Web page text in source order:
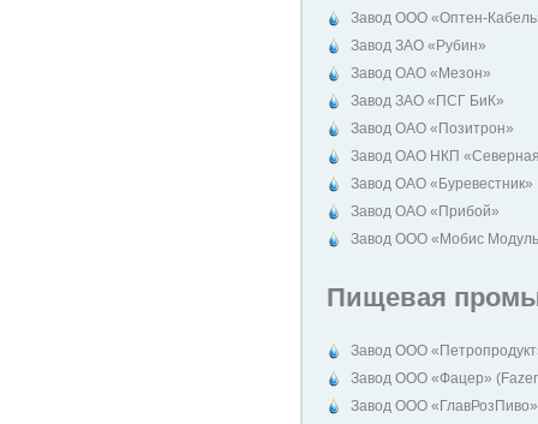
Завод ООО «Оптен-
Завод ЗАО «Рубин»
Завод ОАО «Мезон»
Завод ЗАО «ПСГ БиК»
Завод ОАО «Позитрон»
Завод ОАО НКП
Завод ОАО «Буревестник»
Завод ОАО «Прибой»
Завод ООО «Мобис
Пищевая
Завод ООО
Завод ООО «Фацер»
Завод ООО «ГлавРозПиво»